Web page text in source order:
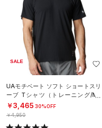
SALE
UAモチベート ソフト ショートスリ
ーブ Tシャツ（トレーニング/ME
N）
￥3,465 30%OFF
￥4,950